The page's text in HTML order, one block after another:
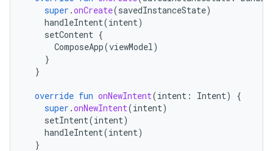
super .onCreate(savedInstanceState)
handleIntent(intent)
setContent {
ComposeApp(viewModel)
}
}
override fun onNewIntent(intent : Intent)
{
super .onNewIntent(intent)
setIntent(intent)
handleIntent(intent)
}